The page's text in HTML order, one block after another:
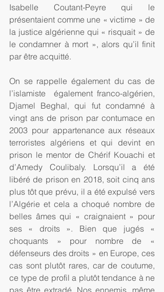
Isabelle Coutant-Peyre qui le
présentaient comme une « victime » de
la justice algérienne qui « risquait » de
le condamner à mort », alors qu’il finit
par être acquitté.
On se rappelle également du cas de
l’islamiste  également franco-algérien,
Djamel Beghal, qui fut condamné à
vingt ans de prison par contumace en
2003 pour appartenance aux réseaux
terroristes algériens et qui devint en
prison le mentor de Chérif Kouachi et
d’Amedy Coulibaly. Lorsqu’il a été
libéré de prison en 2018, soit cinq ans
plus tôt que prévu, il a été expulsé vers
l’Algérie et cela a choqué nombre de
belles âmes qui « craignaient » pour
ses « droits ». Bien que jugés «
choquants » pour nombre de «
défenseurs des droits » en Europe, ces
cas sont plutôt rares, car de coutume,
ce type de profil a plutôt tendance à ne